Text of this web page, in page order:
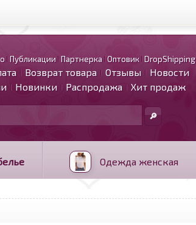
Публикации Партнерка Оптовик DropShipping
Возврат товара Отзывы
Новости
Новинки Распродажа Хит продаж
Одежда женская